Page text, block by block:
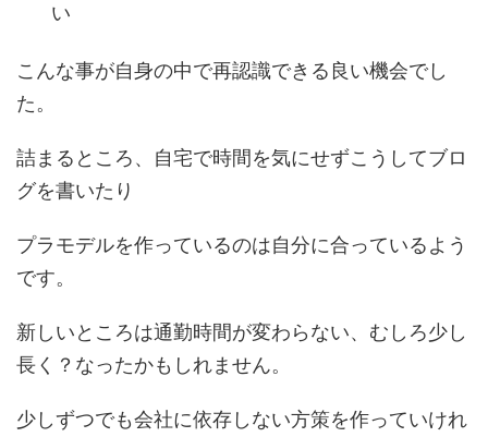
い
こんな事が自身の中で再認識できる良い機会でし
た。
詰まるところ、自宅で時間を気にせずこうしてブロ
グを書いたり
プラモデルを作っているのは自分に合っているよう
です。
新しいところは通勤時間が変わらない、むしろ少し
長く？なったかもしれません。
少しずつでも会社に依存しない方策を作っていけれ